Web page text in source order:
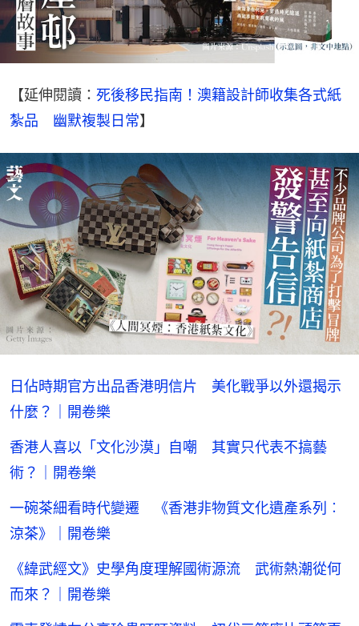
【延伸閱讀： 死後移民指南！澳籍設計師收集各式紙
紮品　幽默複製日常】
日佔時期官方出品香港明信片 美化戰爭以外還揭示
什麼？｜開卷樂
香港人喜以「文化沙漠」自嘲 其實只代表不搞藝
術？｜開卷樂
一碗茶細看時代變遷 《香港非物質文化遺產系列︰
涼茶》｜開卷樂
《緯武經文》史學角度理解國術源流 武術熱潮從何
而來？｜開卷樂